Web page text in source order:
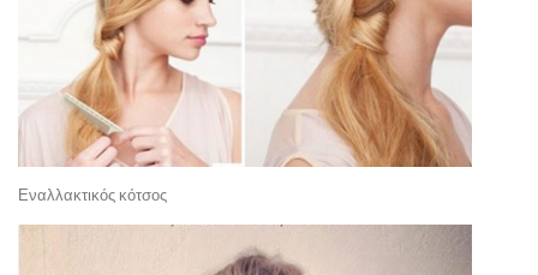
Εναλλακτικός κότσος